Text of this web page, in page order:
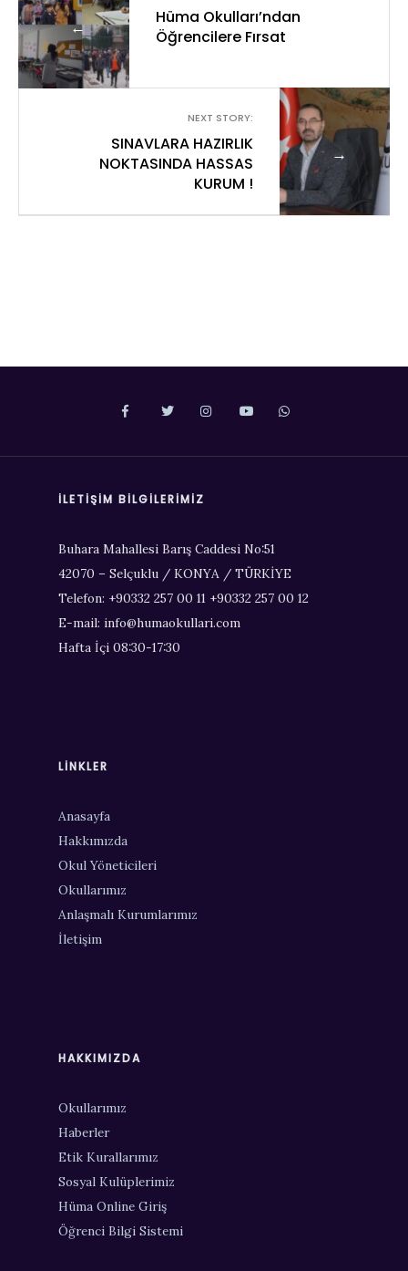
←
Hüma Okulları’ndan
Öğrencilere Fırsat
→
NEXT STORY:
SINAVLARA HAZIRLIK
NOKTASINDA HASSAS
KURUM !
İLETIŞIM BILGILERIMIZ
Buhara Mahallesi Barış Caddesi No:51
42070 – Selçuklu / KONYA / TÜRKİYE
Telefon: +90332 257 00 11 +90332 257 00 12
E-mail: info@humaokullari.com
Hafta İçi 08:30-17:30
LINKLER
Anasayfa
Hakkımızda
Okul Yöneticileri
Okullarımız
Anlaşmalı Kurumlarımız
İletişim
HAKKIMIZDA
Okullarımız
Haberler
Etik Kurallarımız
Sosyal Kulüplerimiz
Hüma Online Giriş
Öğrenci Bilgi Sistemi